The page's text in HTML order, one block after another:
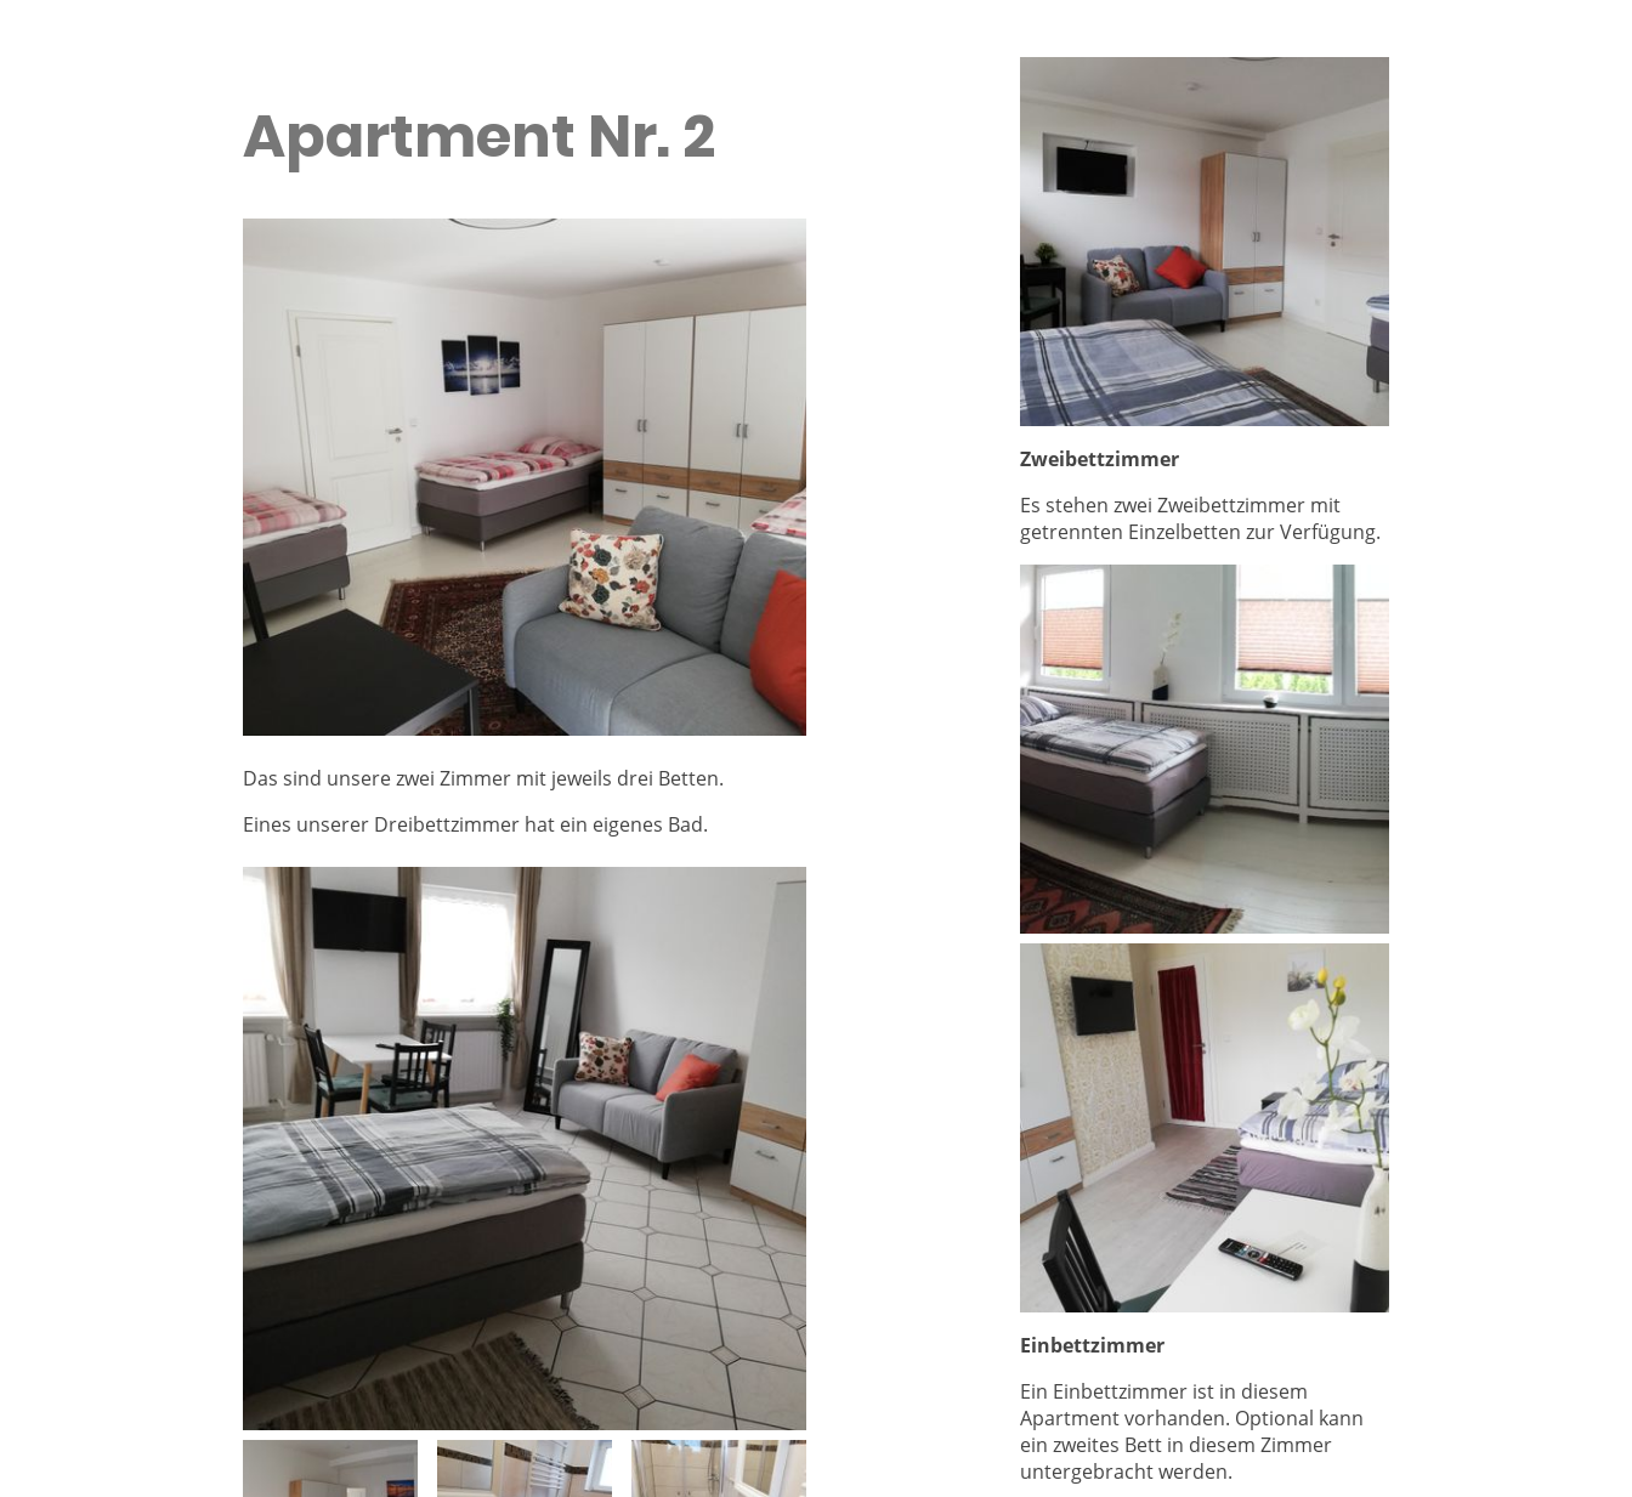
Apartment Nr. 2
Das sind unsere zwei Zimmer mit jeweils drei Betten.
Eines unserer Dreibettzimmer hat ein eigenes Bad.
Zweibettzimmer
Es stehen zwei Zweibettzimmer mit
getrennten Einzelbetten zur Verfügung.
Einbettzimmer
Ein Einbettzimmer ist in diesem
Apartment vorhanden. Optional kann
ein zweites Bett in diesem Zimmer
untergebracht werden.